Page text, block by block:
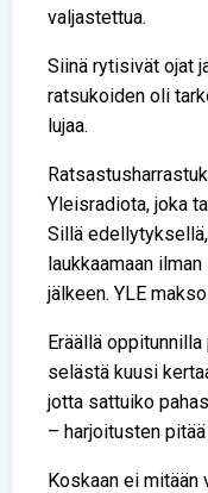
valjastettua.
Siinä rytisivät ojat
ratsukoiden oli
lujaa.
Yleisradiota, joka
Sillä
laukkaamaan
jälkeen. YLE
Eräällä
selästä kuusi
jotta sattuiko
– harjoitusten pitää
Koskaan ei mitään